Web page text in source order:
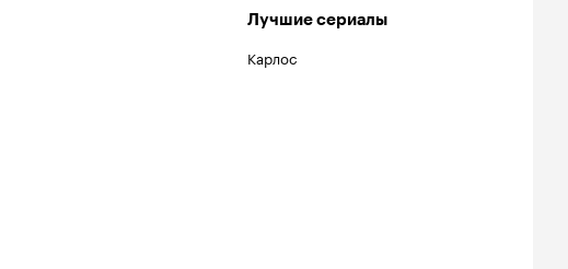
Лучшие сериалы
Карлос